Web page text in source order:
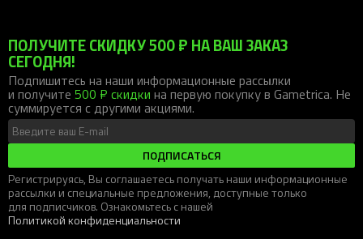
ПОЛУЧИТЕ СКИДКУ 500 ₽ НА ВАШ ЗАКАЗ
СЕГОДНЯ!
Подпишитесь на наши информационные рассылки
и получите 500 ₽ скидки на первую покупку в Gametrica. Не
суммируется с другими акциями.
ПОДПИСАТЬСЯ
Регистрируясь, Вы соглашаетесь получать наши информационные
рассылки и специальные предложения, доступные только
для подписчиков. Ознакомьтесь с нашей
Политикой конфиденциальности